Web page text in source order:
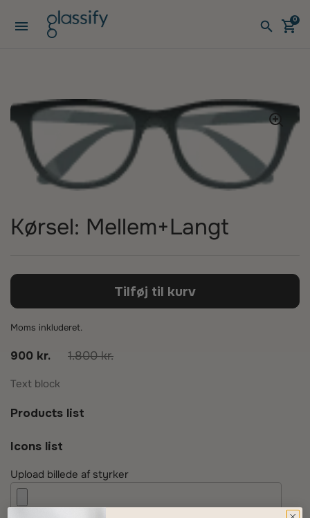
Åbn menuen Åben
0
Kørsel: Mellem+Langt
Tilføj til kurv
Moms inkluderet.
900 kr. 1.800 kr.
Text block
Products list
Icons list
Upload billede af styrker